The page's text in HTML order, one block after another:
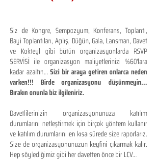
Siz de Kongre, Sempozyum, Konferans, Toplantı,
Bayi Toplantıları, Açılış, Düğün, Gala, Lansman, Davet
ve Kokteyl gibi bütün organizasyonlarda RSVP
SERVİSİ ile organizasyon maliyetlerinizi %60'lara
kadar azaltın...Sizi bir araya getiren onlarca neden
varken!!! Birde organizasyonu düşünmeyin...
Bırakın onunla biz ilgileniriz.
Davetlilerinizin organizasyonunuza katılım
durumlarını netleştirmek için birçok yöntem kullanır
ve katılım durumlarını en kısa sürede size raporlarız.
Size de organizasyonunuzun keyfini çıkarmak kalır.
Hep söylediğimiz gibi her davetten önce bir LCV...